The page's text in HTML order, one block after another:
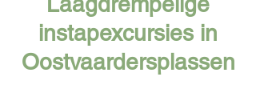
instapexcursies in
Oostvaardersplassen